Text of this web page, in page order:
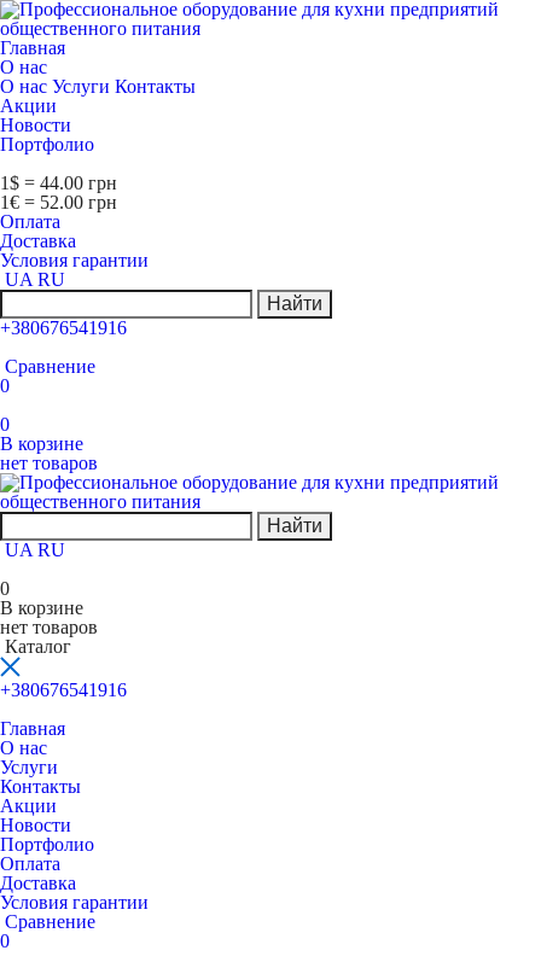
Главная
О нас
О нас Услуги Контакты
Акции
Новости
Портфолио
1$ = 44.00 грн
1€ = 52.00 грн
Оплата
Доставка
Условия гарантии
UA RU
Найти
+380676541916
Сравнение
0
0
В корзине
нет товаров
Найти
UA RU
0
В корзине
нет товаров
Каталог
+380676541916
Главная
О нас
Услуги
Контакты
Акции
Новости
Портфолио
Оплата
Доставка
Условия гарантии
Сравнение
0